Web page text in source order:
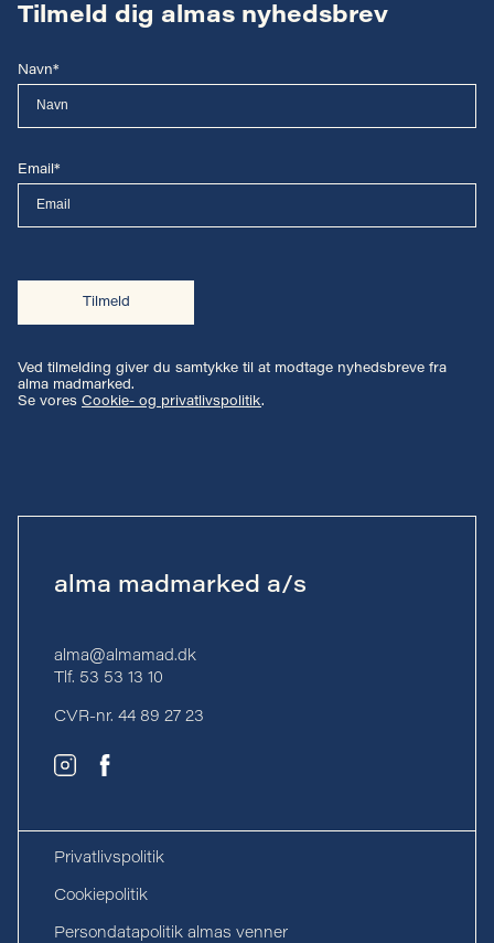
Tilmeld dig almas nyhedsbrev
Navn*
Email*
Tilmeld
Ved tilmelding giver du samtykke til at modtage nyhedsbreve fra
alma madmarked.
Se vores Cookie- og privatlivspolitik.
alma madmarked a/s
alma@almamad.dk
Tlf. 53 53 13 10
CVR-nr. 44 89 27 23
Privatlivspolitik
Cookiepolitik
Persondatapolitik almas venner